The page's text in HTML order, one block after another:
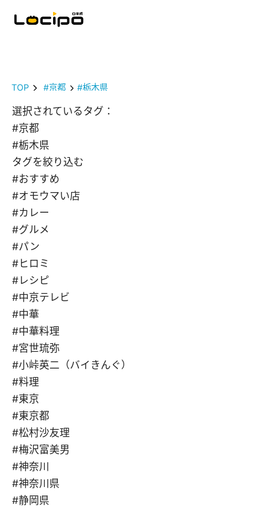
TOP #京都 #栃木県
選択されているタグ：
#京都
#栃木県
タグを絞り込む
#おすすめ
#オモウマい店
#カレー
#グルメ
#パン
#ヒロミ
#レシピ
#中京テレビ
#中華
#中華料理
#宮世琉弥
#小峠英二（バイきんぐ）
#料理
#東京
#東京都
#松村沙友理
#梅沢富美男
#神奈川
#神奈川県
#静岡県